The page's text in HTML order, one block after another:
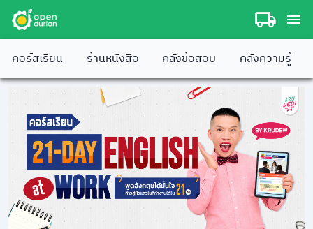
คอร์สเรียน ร้านหนังสือ คลังข้อสอบ คลังความรู้